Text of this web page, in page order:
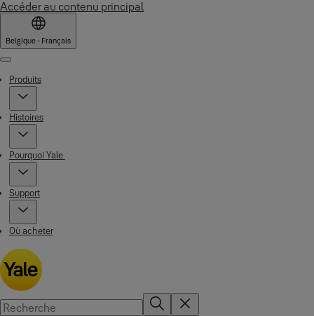
Accéder au contenu principal
Belgique - Français
Menu
Produits
Histoires
Pourquoi Yale
Support
Où acheter